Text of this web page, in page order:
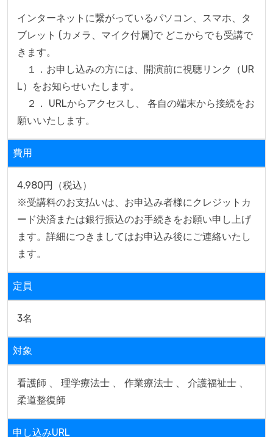
インターネットに繋がっているパソコン、スマホ、タ
ブレット (カメラ、マイク付属)で どこからでも受講で
きます。
１．お申し込みの方には、開演前に視聴リンク（UR
L）をお知らせいたします。
２． URLからアクセスし、 各自の端末から接続をお
願いいたします。
費用
4,980円（税込）
※受講料のお支払いは、お申込み者様にクレジットカ
ード決済または銀行振込のお手続きをお願い申し上げ
ます。詳細につきましてはお申込み後にご連絡いたし
ます。
定員
3名
対象
看護師 、 理学療法士 、 作業療法士 、 介護福祉士 、
柔道整復師
申し込みURL